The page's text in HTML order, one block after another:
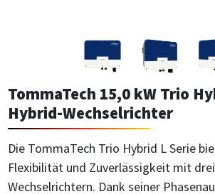
TommaTech 15,0 kW Trio
Hybrid-Wechselrichter
Die TommaTech Trio Hybrid L Serie
Flexibilität und Zuverlässigkeit mit
Wechselrichtern. Dank seiner